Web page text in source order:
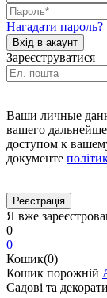
Нагадати пароль?
Зареєструватися
Ваши личные
вашего
доступом к
документе
Я вже
0
0
Кошик(0)
Кошик порожній
Садові та